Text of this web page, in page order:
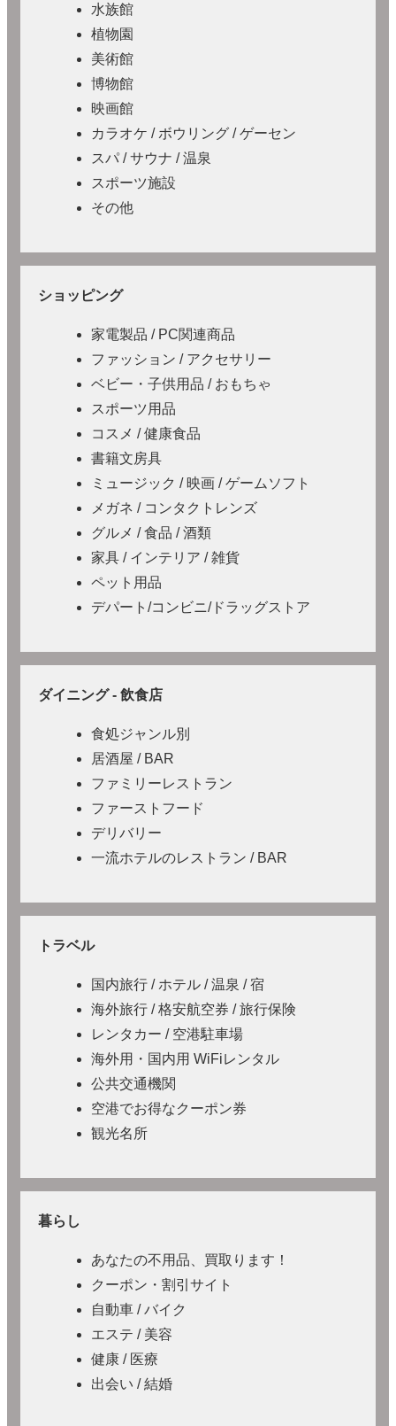
水族館
植物園
美術館
博物館
映画館
カラオケ / ボウリング / ゲーセン
スパ / サウナ / 温泉
スポーツ施設
その他
ショッピング
家電製品 / PC関連商品
ファッション / アクセサリー
ベビー・子供用品 / おもちゃ
スポーツ用品
コスメ / 健康食品
書籍文房具
ミュージック / 映画 / ゲームソフト
メガネ / コンタクトレンズ
グルメ / 食品 / 酒類
家具 / インテリア / 雑貨
ペット用品
デパート/コンビニ/ドラッグストア
ダイニング - 飲食店
食処ジャンル別
居酒屋 / BAR
ファミリーレストラン
ファーストフード
デリバリー
一流ホテルのレストラン / BAR
トラベル
国内旅行 / ホテル / 温泉 / 宿
海外旅行 / 格安航空券 / 旅行保険
レンタカー / 空港駐車場
海外用・国内用 WiFiレンタル
公共交通機関
空港でお得なクーポン券
観光名所
暮らし
あなたの不用品、買取ります！
クーポン・割引サイト
自動車 / バイク
エステ / 美容
健康 / 医療
出会い / 結婚